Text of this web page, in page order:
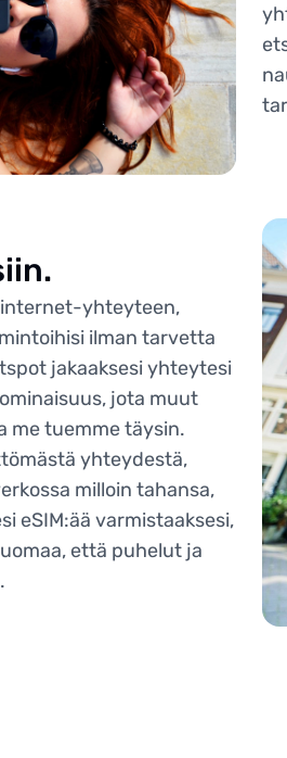
internet-yhteyteen,
ilman tarvetta
jakaaksesi yhteytesi
jota muut
me tuemme täysin.
yhteydestä,
milloin tahansa,
eSIM:ää varmistaaksesi,
että puhelut ja